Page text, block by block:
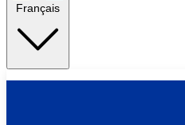
Français